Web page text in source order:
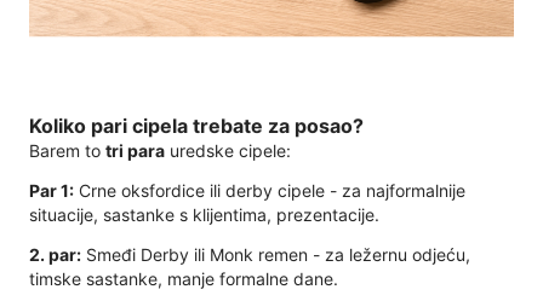
Koliko pari cipela trebate za posao?
Barem to tri para uredske cipele:
Par 1: Crne oksfordice ili derby cipele - za najformalnije
situacije, sastanke s klijentima, prezentacije.
2. par: Smeđi Derby ili Monk remen - za ležernu odjeću,
timske sastanke, manje formalne dane.